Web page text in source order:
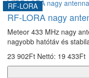
RF-LORA
RF-LORA nagy
Meteor 433 MHz nagy
nagyobb hatótáv és
23 902Ft Nettó: 19 433Ft